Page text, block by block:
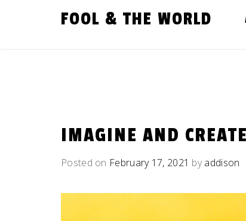
FOOL & THE WORLD
IMAGINE AND CREATE
Posted on February 17, 2021 byaddison